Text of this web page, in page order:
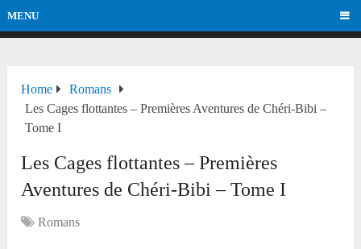
MENU
Home
Romans
Les Cages flottantes – Premières Aventures de Chéri-Bibi –
Tome I
Les Cages flottantes – Premières
Aventures de Chéri-Bibi – Tome I
Romans